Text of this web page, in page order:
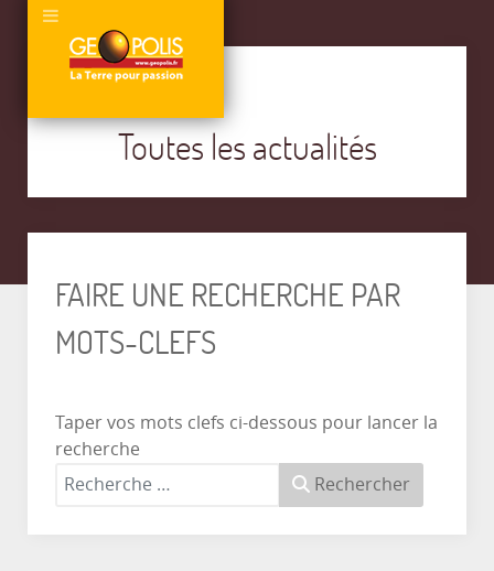
Toutes les actualités
FAIRE UNE RECHERCHE PAR
MOTS-CLEFS
Taper vos mots clefs ci-dessous pour lancer la
recherche
Rechercher